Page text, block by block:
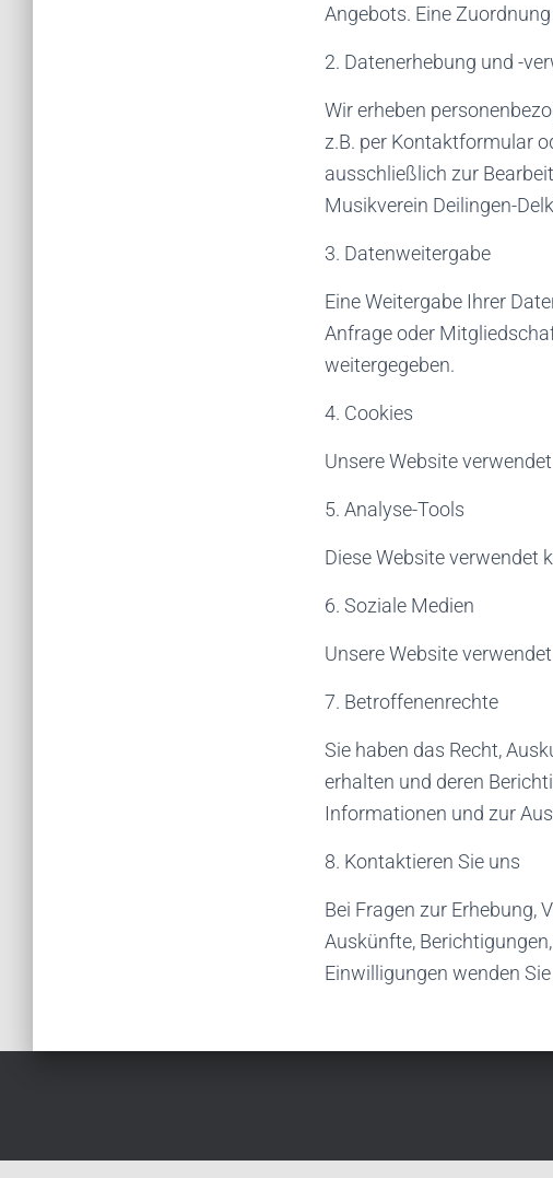
Angebots. Eine
2. Datenerhebung und -
Wir erheben
z.B. per Kontaktformular
ausschließlich zur
Musikverein Deilingen-
3. Datenweitergabe
Eine Weitergabe Ihrer
Anfrage oder
weitergegeben.
4. Cookies
Unsere Website
5. Analyse-Tools
Diese Website verwendet
6. Soziale Medien
Unsere Website
7. Betroffenenrechte
Sie haben das Recht,
erhalten und deren
Informationen und zur
8. Kontaktieren Sie uns
Bei Fragen zur Erhebung,
Auskünfte,
Einwilligungen wenden